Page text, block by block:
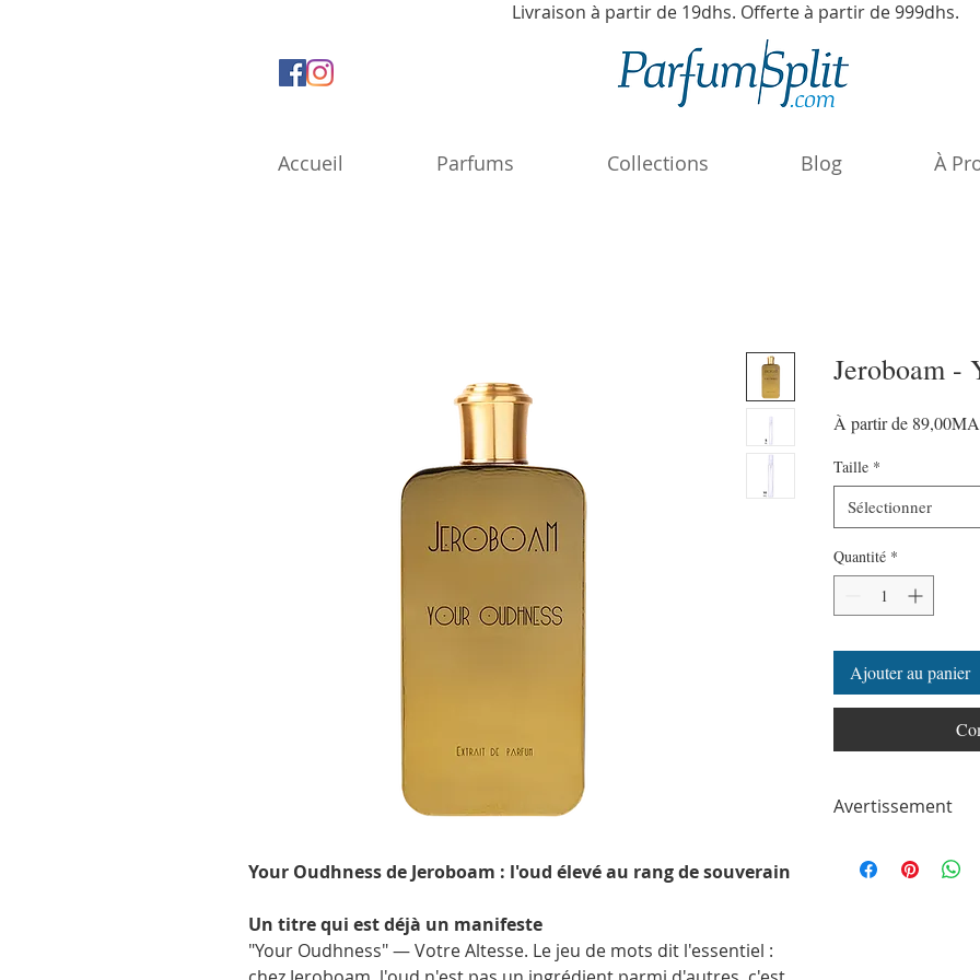
Livraison à partir de 19dhs. Offerte à partir de 999dhs.
Accueil Parfums Collections Blog À
Your Oudhness de Jeroboam : l'oud élevé au rang de souverain
Un titre qui est déjà un manifeste
"Your Oudhness" — Votre Altesse. Le jeu de mots dit l'essentiel :
Jeroboam -
À partir de
Taille *
Sélectionner
Quantité *
Ajouter au panier
Avertissement
toute autre marque